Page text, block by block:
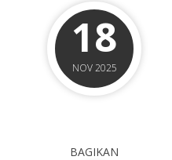
18
NOV 2025
BAGIKAN